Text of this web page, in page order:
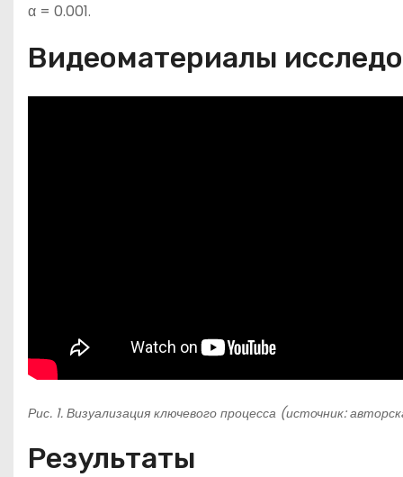
α = 0.001.
Видеоматериалы
Рис. 1. Визуализация ключевого процесса (источник:
Результаты